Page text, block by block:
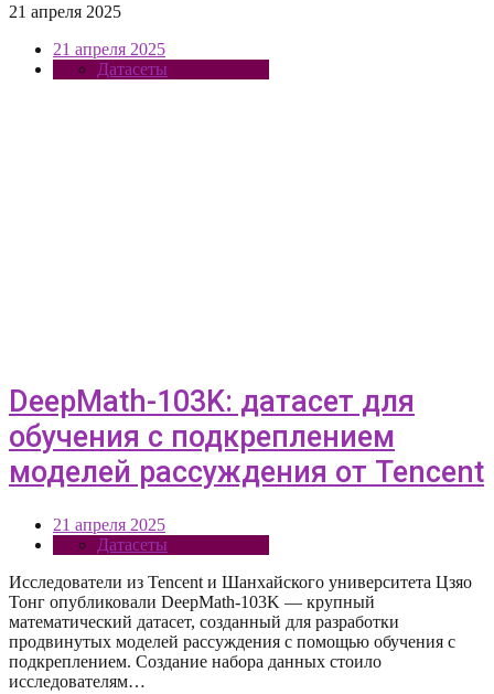
21 апреля 2025
21 апреля 2025
Датасеты
DeepMath-103K: датасет для
обучения с подкреплением
моделей рассуждения от Tencent
21 апреля 2025
Датасеты
Исследователи из Tencent и Шанхайского университета Цзяо
Тонг опубликовали DeepMath-103K — крупный
математический датасет, созданный для разработки
продвинутых моделей рассуждения с помощью обучения с
подкреплением. Создание набора данных стоило
исследователям…